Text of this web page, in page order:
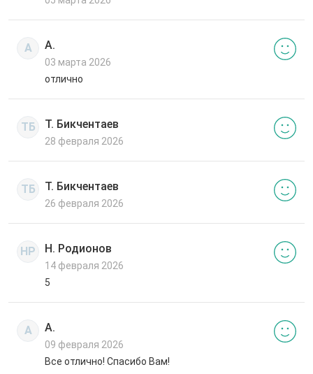
А А.
03 марта 2026
отлично
ТБ Т. Бикчентаев
28 февраля 2026
ТБ Т. Бикчентаев
26 февраля 2026
НР Н. Родионов
14 февраля 2026
5
А А.
09 февраля 2026
Все отлично! Спасибо Вам!